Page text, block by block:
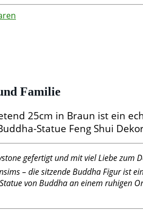
Familie
25cm in Braun ist ein
Statue Feng Shui
gefertigt und mit viel Liebe zum
– die sitzende Buddha Figur ist
von Buddha an einem ruhigen